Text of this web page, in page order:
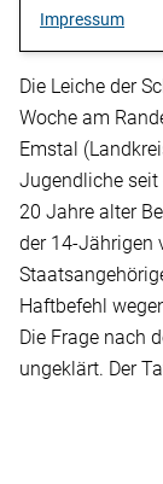
Impressum
Die Leiche der
Woche am
Emstal
Jugendliche seit
20 Jahre alter
der 14-Jährigen
Haftbefehl
Die Frage nach
ungeklärt. Der